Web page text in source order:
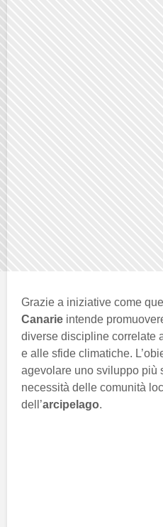
Grazie a iniziative come
Canarie intende
diverse discipline correlate
e alle sfide climatiche.
agevolare uno sviluppo più
necessità delle comunità
dell’arcipelago.